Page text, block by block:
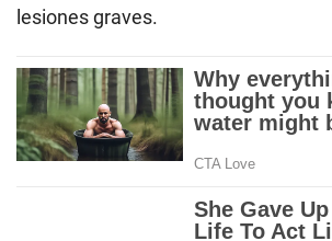
lesiones graves.